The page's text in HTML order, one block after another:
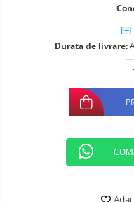
Durata de livrare: